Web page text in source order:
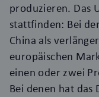
produzieren. Das
stattfinden: Bei
China als
europäischen
einen oder zwei
Bei denen hat das